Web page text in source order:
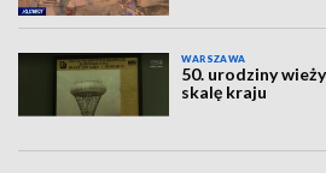
WARSZAWA
50. urodziny
skalę kraju